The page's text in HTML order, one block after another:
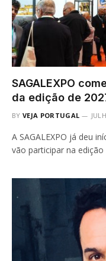
SAGALEXPO
da edição de
BY VEJA PORTUGAL
A SAGALEXPO já deu
vão participar na